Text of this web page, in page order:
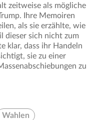
zeitweise als mögliche
Ihre Memoiren
als sie erzählte, wie
dieser sich nicht zum
klar, dass ihr Handeln
sie zu einer
zu
Wahlen